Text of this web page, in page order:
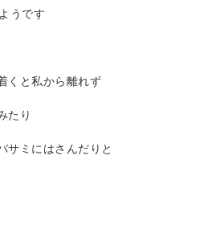
うです
くと私から離れず
たり
サミにはさんだりと